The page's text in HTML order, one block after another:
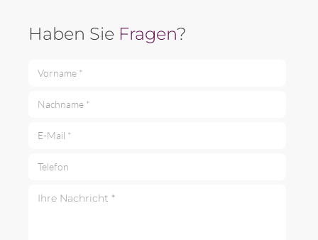
Haben Sie Fragen?